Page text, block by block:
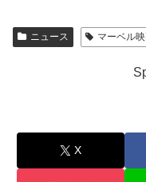
ニュース マーベル
X